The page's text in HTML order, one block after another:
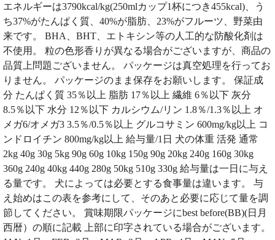
エネルギーは3790kcal/kg(250mlカップ1杯につき455kcal)、う
ち37%がたんぱく質、40%が脂肪、23%がフルーツ、野菜由
来です。 BHA、BHT、エトキシン等の人工的な防酸化剤は
不使用。 粒の色形香りが異なる場合がございますが、商品の
品質上問題ございません。 パッケージは真空処理を行ってお
りません。 パッケージのまま保存をお願いします。 保証成
分 たんぱく質 35％以上 脂肪 17％以上 繊維 6％以下 灰分
8.5％以下 水分 12％以下 カルシウム/リン 1.8％/1.3％以上 オ
メガ6/オメガ3 3.5％/0.5％以上 グルコサミン 600mg/kg以上 コ
ンドロイチン 800mg/kg以上 給与量/1日 犬の体重 活発 通常
2kg 40g 30g 5kg 90g 60g 10kg 150g 90g 20kg 240g 160g 30kg
360g 240g 40kg 440g 280g 50kg 510g 330g 給与量は一日に与え
る量です。 犬によっては必要とする食事量は違います。 与
え始めはこの表を参考にして、そのあと必要に応じて量を調
節してください。 賞味期限パッケージにbest before(BB)(日月
西暦）の順に記載 上部に印字されている場合がございます。